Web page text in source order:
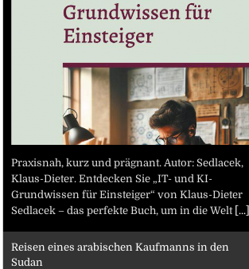
Praxisnah, kurz und prägnant. Autor: Sedlacek,
Klaus-Dieter. Entdecken Sie „IT- und KI-
Grundwissen für Einsteiger“ von Klaus-Dieter
Sedlacek – das perfekte Buch, um in die Welt [...]
Reisen eines arabischen Kaufmanns in den
Sudan